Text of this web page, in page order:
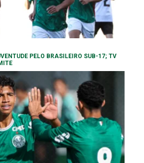
PELO BRASILEIRO SUB-17; TV